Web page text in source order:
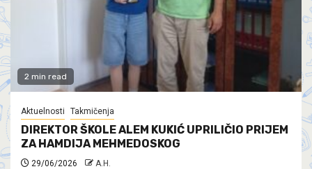
2 min read
Aktuelnosti Takmičenja
DIREKTOR ŠKOLE ALEM KUKIĆ UPRILIČIO PRIJEM
ZA HAMDIJA MEHMEDOSKOG
29/06/2026 A.H.